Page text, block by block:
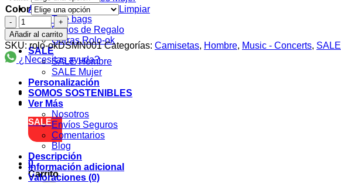
Accesorios
Tote bags
Bonos de Regalo
Gorras Rolo-ok
SALE
SALE Hombre
SALE Mujer
Personalización
SOMOS SOSTENIBLES
Ver Más
Nosotros
Envíos Seguros
Comentarios
Blog
0
Carrito
Color
Limpiar
Don't
Stop
Me
Now
Camiseta
ok
cantidad
Añadir al carrito
SKU:rolo-okDSMN001 Categorías: Camisetas, Hombre, Music - Concerts, SALE
¿Necesitas ayuda?
SALE
Descripción
Información adicional
Valoraciones (0)